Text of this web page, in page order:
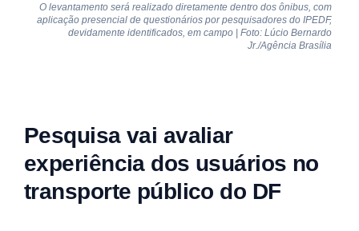
O levantamento será realizado diretamente dentro dos ônibus, com
aplicação presencial de questionários por pesquisadores do IPEDF,
devidamente identificados, em campo | Foto: Lúcio Bernardo
Jr./Agência Brasília
Pesquisa vai avaliar
experiência dos usuários no
transporte público do DF